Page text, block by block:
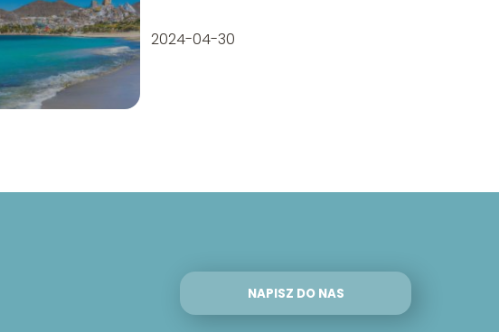
2024-04-30
NAPISZ DO NAS